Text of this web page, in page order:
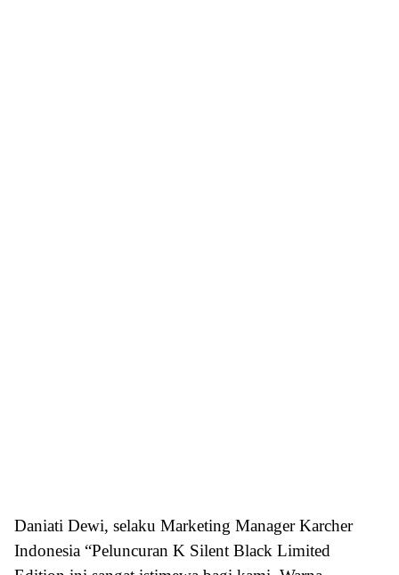
Daniati Dewi, selaku Marketing Manager Karcher
Indonesia “Peluncuran K Silent Black Limited